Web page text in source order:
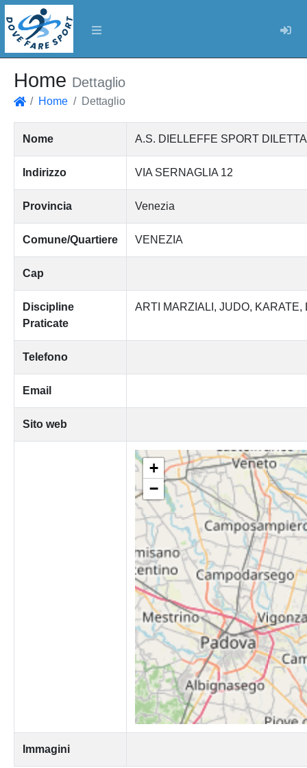
Home Dettaglio
Home Dettaglio
Nome A.S. DIELLEFFE SPORT
Indirizzo VIA SERNAGLIA 12
Provincia Venezia
Comune/Quartiere VENEZIA
Cap
Discipline
Praticate
ARTI MARZIALI JUDO KARATE
Telefono
Email
Sito web
+
−
Immagini